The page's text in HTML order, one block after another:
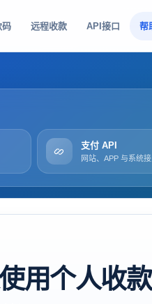
码 远程收款 API接口 帮
支付 API
网站、APP 与系统接
用个人收